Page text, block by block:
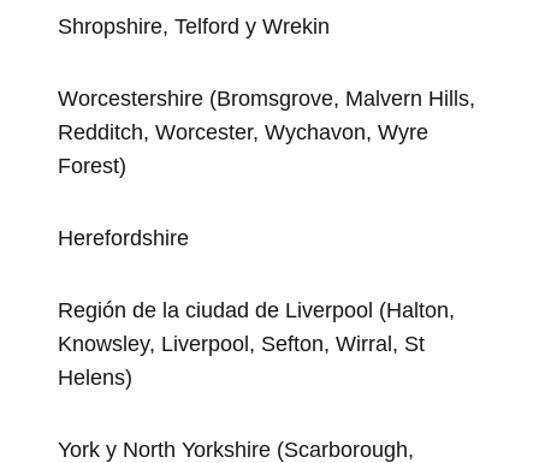
Shropshire, Telford y Wrekin
Worcestershire (Bromsgrove, Malvern Hills,
Redditch, Worcester, Wychavon, Wyre
Forest)
Herefordshire
Región de la ciudad de Liverpool (Halton,
Knowsley, Liverpool, Sefton, Wirral, St
Helens)
York y North Yorkshire (Scarborough,